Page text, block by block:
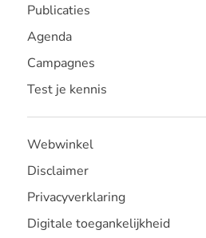
Publicaties
Agenda
Campagnes
Test je kennis
Webwinkel
Disclaimer
Privacyverklaring
Digitale toegankelijkheid